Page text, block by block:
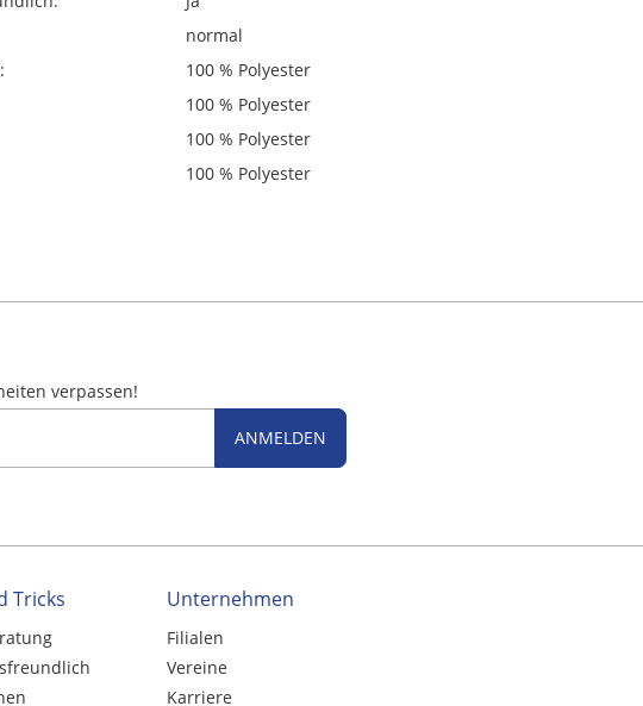
normal
100 % Polyester
100 % Polyester
100 % Polyester
100 % Polyester
verpassen!
ANMELDEN
Tricks Unternehmen
Filialen
Vereine
Karriere